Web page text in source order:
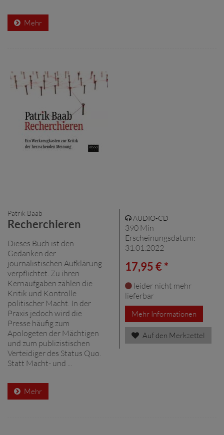
Mehr
Patrik Baab
Recherchieren
Dieses Buch ist den
Gedanken der
journalistischen Aufklärung
verpflichtet. Zu ihren
Kernaufgaben zählen die
Kritik und Kontrolle
politischer Macht. In der
Praxis jedoch wird die
Presse häufig zum
Apologeten der Mächtigen
und zum publizistischen
Verteidiger des Status Quo.
Statt Macht- und ...
Mehr
AUDIO-CD
390 Min
Erscheinungsdatum:
31.01.2022
17,95 € *
leider nicht mehr
lieferbar
Mehr Informationen
Auf den Merkzettel